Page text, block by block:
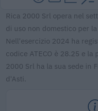
Rica 2000 Srl opera nel
di uso non domestico per
Nell'esercizio 2024 ha
codice ATECO è 28.25 e
2000 Srl ha la sua sede in
d'Asti.